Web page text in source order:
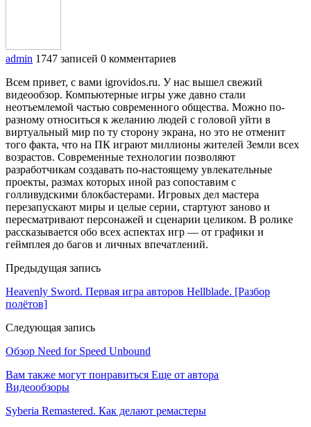
admin 1747 записей 0 комментариев
Всем привет, с вами igrovidos.ru. У нас вышел свежий
видеообзор. Компьютерные игры уже давно стали
неотъемлемой частью современного общества. Можно по-
разному относиться к желанию людей с головой уйти в
виртуальный мир по ту сторону экрана, но это не отменит
того факта, что на ПК играют миллионы жителей Земли всех
возрастов. Современные технологии позволяют
разработчикам создавать по-настоящему увлекательные
проекты, размах которых иной раз сопоставим с
голливудскими блокбастерами. Игровых дел мастера
перезапускают миры и целые серии, стартуют заново и
пересматривают персонажей и сценарии целиком. В ролике
рассказывается обо всех аспектах игр — от графики и
геймплея до багов и личных впечатлений.
Предыдущая запись
Heavenly Sword. Первая игра авторов Hellblade. [Разбор
полётов]
Следующая запись
Обзор Need for Speed Unbound
Вам также могут понравиться Еще от автора
Видеообзоры
Syberia Remastered. Как делают ремастеры